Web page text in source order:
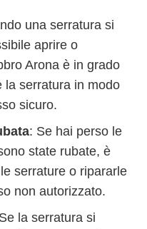
una serratura si
aprire o
Arona è in grado
la serratura in modo
sicuro.
: Se hai perso le
state rubate, è
serrature o ripararle
non autorizzato.
la serratura si